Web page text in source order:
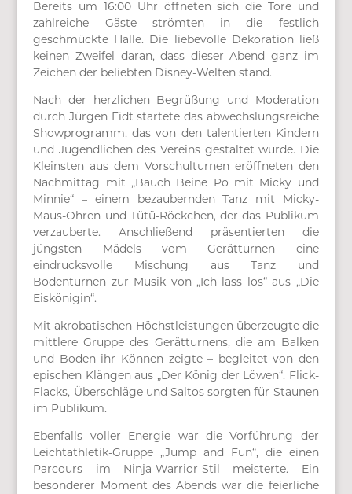
Bereits um 16:00 Uhr öffneten sich die Tore und
zahlreiche Gäste strömten in die festlich
geschmückte Halle. Die liebevolle Dekoration ließ
keinen Zweifel daran, dass dieser Abend ganz im
Zeichen der beliebten Disney-Welten stand.
Nach der herzlichen Begrüßung und Moderation
durch Jürgen Eidt startete das abwechslungsreiche
Showprogramm, das von den talentierten Kindern
und Jugendlichen des Vereins gestaltet wurde. Die
Kleinsten aus dem Vorschulturnen eröffneten den
Nachmittag mit „Bauch Beine Po mit Micky und
Minnie“ – einem bezaubernden Tanz mit Micky-
Maus-Ohren und Tütü-Röckchen, der das Publikum
verzauberte. Anschließend präsentierten die
jüngsten Mädels vom Gerätturnen eine
eindrucksvolle Mischung aus Tanz und
Bodenturnen zur Musik von „Ich lass los“ aus „Die
Eiskönigin“.
Mit akrobatischen Höchstleistungen überzeugte die
mittlere Gruppe des Gerätturnens, die am Balken
und Boden ihr Können zeigte – begleitet von den
epischen Klängen aus „Der König der Löwen“. Flick-
Flacks, Überschläge und Saltos sorgten für Staunen
im Publikum.
Ebenfalls voller Energie war die Vorführung der
Leichtathletik-Gruppe „Jump and Fun“, die einen
Parcours im Ninja-Warrior-Stil meisterte. Ein
besonderer Moment des Abends war die feierliche